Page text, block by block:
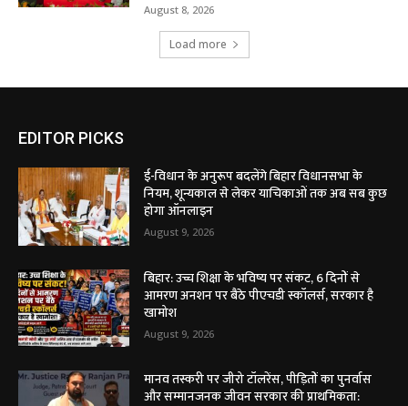
August 8, 2026
Load more
EDITOR PICKS
ई-विधान के अनुरूप बदलेंगे बिहार विधानसभा के
नियम, शून्यकाल से लेकर याचिकाओं तक अब सब कुछ
होगा ऑनलाइन
August 9, 2026
बिहार: उच्च शिक्षा के भविष्य पर संकट, 6 दिनों से
आमरण अनशन पर बैठे पीएचडी स्कॉलर्स, सरकार है
खामोश
August 9, 2026
मानव तस्करी पर जीरो टॉलरेंस, पीड़ितों का पुनर्वास
और सम्मानजनक जीवन सरकार की प्राथमिकता: